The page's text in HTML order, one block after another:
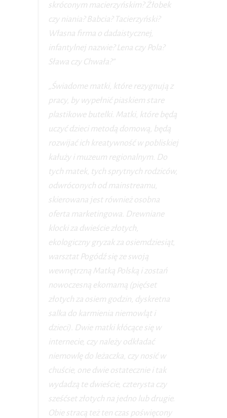
skróconym macierzyńskim? Żłobek
czy niania? Babcia? Tacierzyński?
Własna firma o dadaistycznej,
infantylnej nazwie? Lena czy Pola?
Sława czy Chwała?”
„Świadome matki, które rezygnują z
pracy, by wypełnić piaskiem stare
plastikowe butelki. Matki, które będą
uczyć dzieci metodą domową, będą
rozwijać ich kreatywność w pobliskiej
kałuży i muzeum regionalnym. Do
tych matek, tych sprytnych rodziców,
odwróconych od mainstreamu,
skierowana jest również osobna
oferta marketingowa. Drewniane
klocki za dwieście złotych,
ekologiczny gryzak za osiemdziesiąt,
warsztat Pogódź się ze swoją
wewnętrzną Matką Polską i zostań
nowoczesną ekomamą (pięćset
złotych za osiem godzin, dyskretna
salka do karmienia niemowląt i
dzieci). Dwie matki kłócące się w
internecie, czy należy odkładać
niemowlę do leżaczka, czy nosić w
chuście, one dwie ostatecznie i tak
wydadzą te dwieście, czterysta czy
sześćset złotych na jedno lub drugie.
Obie stracą też ten czas poświęcony